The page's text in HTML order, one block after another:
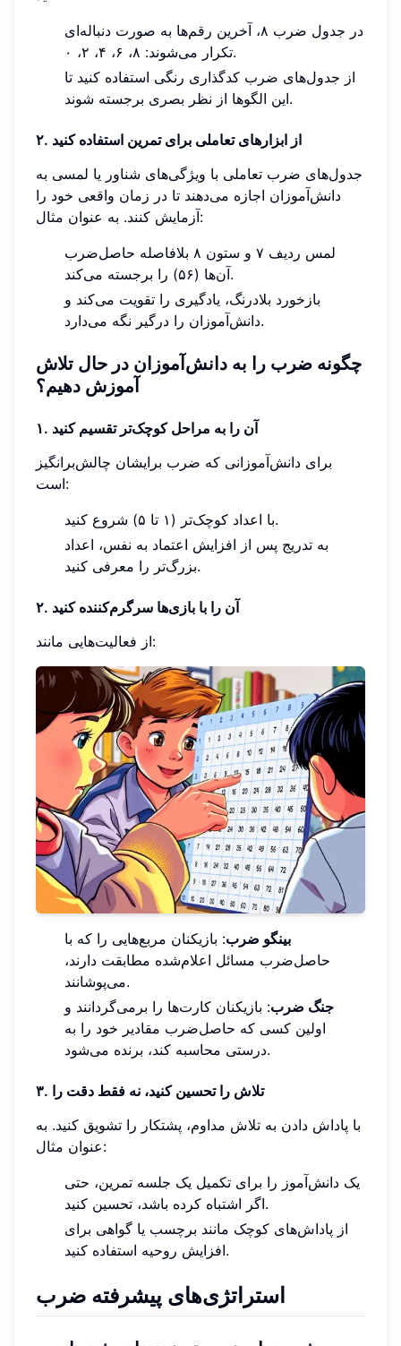
در جدول ضرب ۸، آخرین رقم‌ها به صورت دنباله‌ای
تکرار می‌شوند: ۸، ۶، ۴، ۲، ۰.
از جدول‌های ضرب کدگذاری رنگی استفاده کنید تا
این الگوها از نظر بصری برجسته شوند.
۲. از ابزارهای تعاملی برای تمرین استفاده کنید
جدول‌های ضرب تعاملی با ویژگی‌های شناور یا لمسی به
دانش‌آموزان اجازه می‌دهند تا در زمان واقعی خود را
آزمایش کنند. به عنوان مثال:
لمس ردیف ۷ و ستون ۸ بلافاصله حاصل‌ضرب
آن‌ها (۵۶) را برجسته می‌کند.
بازخورد بلادرنگ، یادگیری را تقویت می‌کند و
دانش‌آموزان را درگیر نگه می‌دارد.
چگونه ضرب را به دانش‌آموزان در حال تلاش
آموزش دهیم؟
۱. آن را به مراحل کوچک‌تر تقسیم کنید
برای دانش‌آموزانی که ضرب برایشان چالش‌برانگیز
است:
با اعداد کوچک‌تر (۱ تا ۵) شروع کنید.
به تدریج پس از افزایش اعتماد به نفس، اعداد
بزرگ‌تر را معرفی کنید.
۲. آن را با بازی‌ها سرگرم‌کننده کنید
از فعالیت‌هایی مانند:
بینگو ضرب: بازیکنان مربع‌هایی را که با
حاصل‌ضرب مسائل اعلام‌شده مطابقت دارند،
می‌پوشانند.
جنگ ضرب: بازیکنان کارت‌ها را برمی‌گردانند و
اولین کسی که حاصل‌ضرب مقادیر خود را به
درستی محاسبه کند، برنده می‌شود.
۳. تلاش را تحسین کنید، نه فقط دقت را
با پاداش دادن به تلاش مداوم، پشتکار را تشویق کنید. به
عنوان مثال:
یک دانش‌آموز را برای تکمیل یک جلسه تمرین، حتی
اگر اشتباه کرده باشد، تحسین کنید.
از پاداش‌های کوچک مانند برچسب یا گواهی برای
افزایش روحیه استفاده کنید.
استراتژی‌های پیشرفته ضرب